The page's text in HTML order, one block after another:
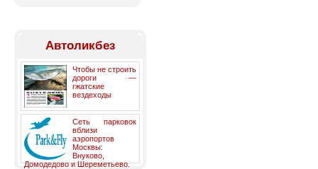
Автоликбез
Чтобы не строить
дороги —
гжатские
вездеходы
Сеть парковок
вблизи
аэропортов
Москвы:
Внуково,
Домодедово и Шереметьево.